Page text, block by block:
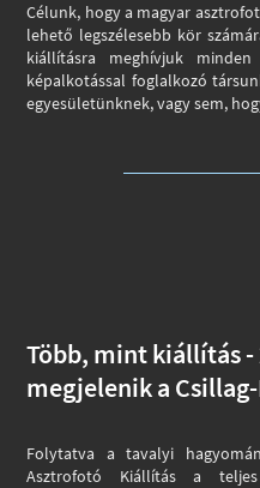
Célunk, hogy a magyar
lehető legszélesebb kör
kiállításra meghívjuk minden
képalkotással foglalkozó
egyesületünknek, vagy sem,
Több, mint kiállítás -
megjelenik a
Folytatva a tavalyi
Asztrofotó Kiállítás a